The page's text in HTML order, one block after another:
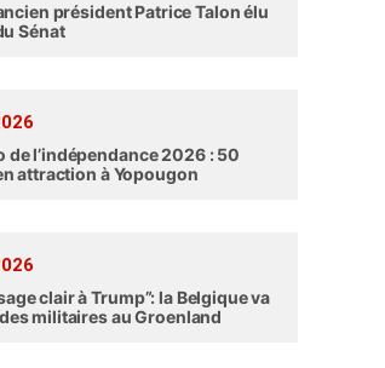
président Patrice Talon élu
Sénat
de l’indépendance 2026 : 50
attraction à Yopougon
clair à Trump”: la Belgique va
militaires au Groenland